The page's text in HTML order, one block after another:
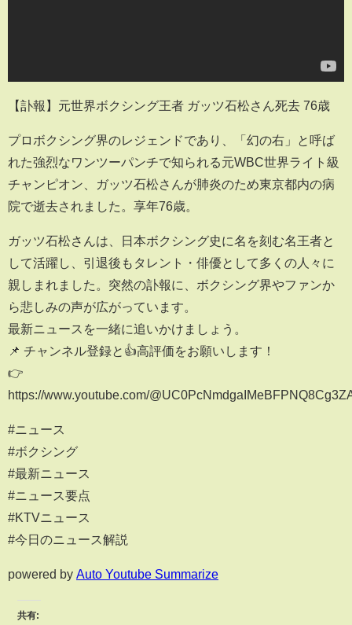
【訃報】元世界ボクシング王者 ガッツ石松さん死去 76歳
プロボクシング界のレジェンドであり、「幻の右」と呼ば
れた強烈なワンツーパンチで知られる元WBC世界ライト級
チャンピオン、ガッツ石松さんが肺炎のため東京都内の病
院で逝去されました。享年76歳。
ガッツ石松さんは、日本ボクシング史に名を刻む名王者と
して活躍し、引退後もタレント・俳優として多くの人々に
親しまれました。突然の訃報に、ボクシング界やファンか
ら悲しみの声が広がっています。
最新ニュースを一緒に追いかけましょう。
📌 チャンネル登録と👍高評価をお願いします！
👉
https://www.youtube.com/
#ニュース
#ボクシング
#最新ニュース
#ニュース要点
#KTVニュース
#今日のニュース解説
powered by Auto Youtube Summarize
共有: